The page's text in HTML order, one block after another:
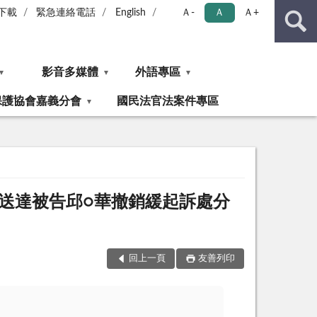
載 緊急連絡電話 English Ａ- Ａ Ａ+
影音多媒體 外語專區
協會嘉義分會 國民法官法案件專區
達被告邱○華撤銷緩起訴處分
回上一頁 友善列印